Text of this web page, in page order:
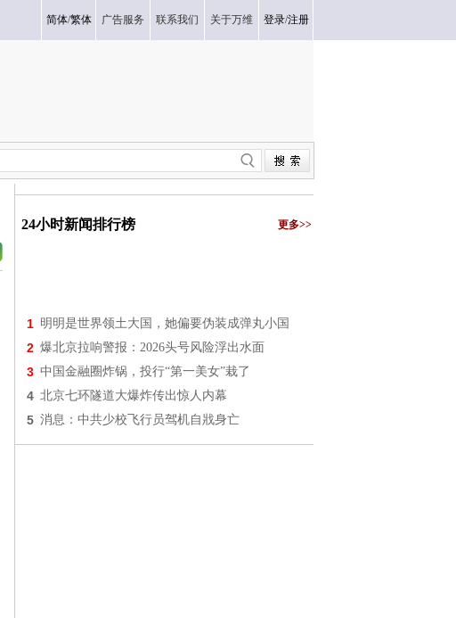
简体/繁体 广告服务 联系我们 关于万维 登录/注册
24小时新闻排行榜 更多>>
1 明明是世界领土大国，她偏要伪装成弹丸小国
2 爆北京拉响警报：2026头号风险浮出水面
3 中国金融圈炸锅，投行“第一美女”栽了
4 北京七环隧道大爆炸传出惊人内幕
5 消息：中共少校飞行员驾机自戕身亡